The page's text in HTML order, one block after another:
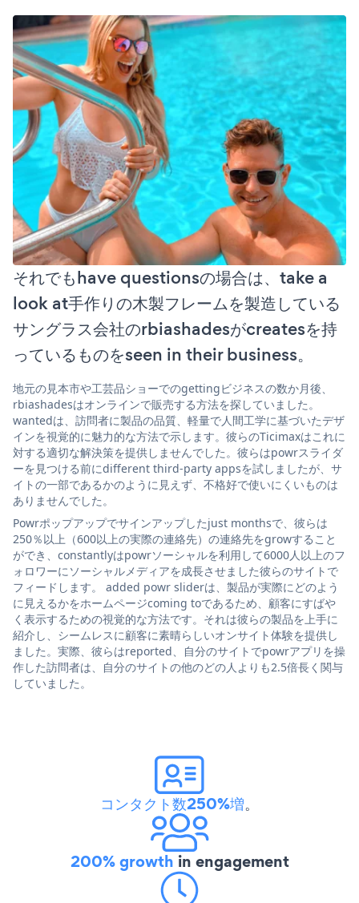
それでもhave questionsの場合は、take a
look at手作りの木製フレームを製造している
サングラス会社のrbiashadesがcreatesを持
っているものをseen in their business。
地元の見本市や工芸品ショーでのgettingビジネスの数か月後、
rbiashadesはオンラインで販売する方法を探していました。
wantedは、訪問者に製品の品質、軽量で人間工学に基づいたデザ
インを視覚的に魅力的な方法で示します。彼らのTicimaxはこれに
対する適切な解決策を提供しませんでした。彼らはpowrスライダ
ーを見つける前にdifferent third-party appsを試しましたが、サ
イトの一部であるかのように見えず、不格好で使いにくいものは
ありませんでした。
Powrポップアップでサインアップしたjust monthsで、彼らは
250％以上（600以上の実際の連絡先）の連絡先をgrowすること
ができ、constantlyはpowrソーシャルを利用して6000人以上のフ
ォロワーにソーシャルメディアを成長させました彼らのサイトで
フィードします。 added powr sliderは、製品が実際にどのよう
に見えるかをホームページcoming toであるため、顧客にすばや
く表示するための視覚的な方法です。それは彼らの製品を上手に
紹介し、シームレスに顧客に素晴らしいオンサイト体験を提供し
ました。実際、彼らはreported、自分のサイトでpowrアプリを操
作した訪問者は、自分のサイトの他のどの人よりも2.5倍長く関与
していました。
コンタクト数250%増。
200% growth in engagement